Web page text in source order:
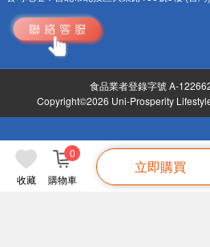
收藏 購物車
0
立即購買
食品業者登錄字號 A-
Copyright©2026 Uni-Prosperity